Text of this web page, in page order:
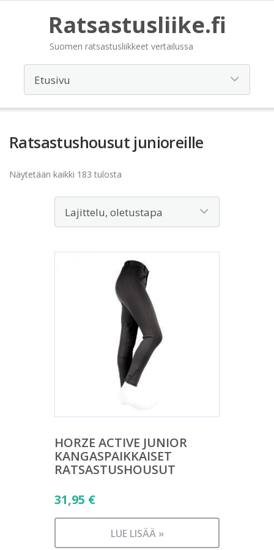
Ratsastusliike.fi
Suomen ratsastusliikkeet vertailussa
Ratsastushousut junioreille
Näytetään kaikki 183 tulosta
HORZE ACTIVE JUNIOR
KANGASPAIKKAISET
RATSASTUSHOUSUT
31,95 €
LUE LISÄÄ »